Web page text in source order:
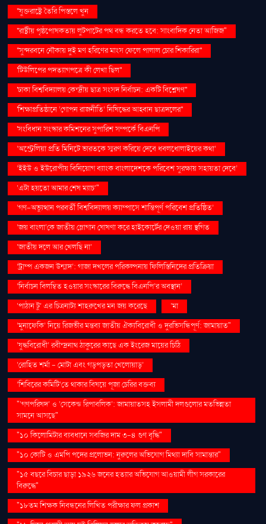
''যুক্তরাষ্ট্রে তৈরি পিস্তলে খুন
''রাষ্ট্রীয় পৃষ্ঠপোষকতায় লুটপাটের পথ বন্ধ করতে হবে: সাংবাদিক নেতা আজিজ"
''সুন্দরবনে নৌকায় দুই মণ হরিণের মাংস ফেলে পালাল চোর শিকারিরা''
'টিউলিপের পদত্যাগপত্রে কী লেখা ছিল''
'ঢাকা বিশ্ববিদ্যালয় কেন্দ্রীয় ছাত্র সংসদ নির্বাচন: একটি বিশ্লেষণ''
'শিক্ষাপ্রতিষ্ঠানে ‘গোপন রাজনীতি’ নিষিদ্ধের আহ্বান ছাত্রদলের''
'সংবিধান সংস্কার কমিশনের সুপারিশ সম্পর্কে বিএনপি
‘অস্ট্রেলিয়া প্রতি মিনিটে ভারতকে স্মরণ করিয়ে দেবে ধবলধোলাইয়ের কথা’
‘ইইউ ও ইউরোপীয় বিনিয়োগ ব্যাংক বাংলাদেশকে পরিবেশ সুরক্ষায় সহায়তা দেবে’
‘এটা হয়তো আমার শেষ ম্যাচ’"
‘গণ–অভ্যুত্থান পরবর্তী বিশ্ববিদ্যালয় ক্যাম্পাসে শান্তিপূর্ণ পরিবেশ প্রতিষ্ঠিত’
‘জয় বাংলা’কে জাতীয় স্লোগান ঘোষণা করে হাইকোর্টের দেওয়া রায় স্থগিত
‘জাতীয় দলে আর খেলছি না’
‘ট্রাম্প একজন উন্মাদ’: গাজা দখলের পরিকল্পনায় ফিলিস্তিনিদের প্রতিক্রিয়া
‘নির্বাচন বিলম্বিত হওয়ার সংস্কারের বিরুদ্ধে বিএনপি’র অবস্থান’
‘পাঠান টু’ এর চিত্রনাট্য শাহরুখের মন জয় করেছে
‘মা
‘মুনাফেকি’ নিয়ে রিজভীর মন্তব্য জাতীয় ঐক্যবিরোধী ও দুরভিসন্ধিপূর্ণ: জামায়াত"
‘যুদ্ধবিরোধী’ রবীন্দ্রনাথ ঠাকুরের কাছে এক ইংরেজ মায়ের চিঠি
‘রোহিত শর্মা - মোটা এবং গড়পড়তা খেলোয়াড়’
‘শিবিরের কমিটি’তে থাকার বিষয়ে পূজা চেরির বক্তব্য
"‘গণপরিষদ’ ও ‘সেকেন্ড রিপাবলিক’: জামায়াতসহ ইসলামী দলগুলোর মতভিন্নতা
সামনে আসছে"
"১০ কিলোমিটার ব্যবধানে সবজির দাম ৩-৪ গুণ বৃদ্ধি"
"১০ কোটি ও এমপি পদের প্রলোভন: নুরুলের অভিযোগ মিথ্যা দাবি সামান্তার"
"১৫ বছরে বিচার ছাড়া ১৯২৬ জনের হত্যার অভিযোগ আওয়ামী লীগ সরকারের
বিরুদ্ধে"
"১৮তম শিক্ষক নিবন্ধনের লিখিত পরীক্ষার ফল প্রকাশ